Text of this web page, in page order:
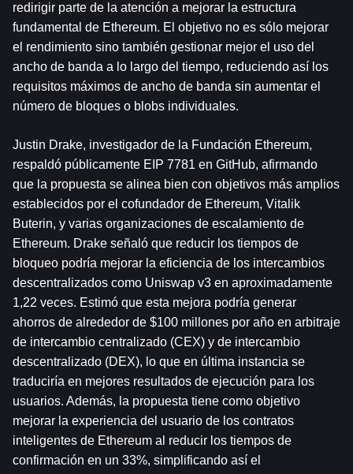
redirigir parte de la atención a mejorar la estructura
fundamental de Ethereum. El objetivo no es sólo mejorar
el rendimiento sino también gestionar mejor el uso del
ancho de banda a lo largo del tiempo, reduciendo así los
requisitos máximos de ancho de banda sin aumentar el
número de bloques o blobs individuales.
Justin Drake, investigador de la Fundación Ethereum,
respaldó públicamente EIP 7781 en GitHub, afirmando
que la propuesta se alinea bien con objetivos más amplios
establecidos por el cofundador de Ethereum, Vitalik
Buterin, y varias organizaciones de escalamiento de
Ethereum. Drake señaló que reducir los tiempos de
bloqueo podría mejorar la eficiencia de los intercambios
descentralizados como Uniswap v3 en aproximadamente
1,22 veces. Estimó que esta mejora podría generar
ahorros de alrededor de $100 millones por año en arbitraje
de intercambio centralizado (CEX) y de intercambio
descentralizado (DEX), lo que en última instancia se
traduciría en mejores resultados de ejecución para los
usuarios. Además, la propuesta tiene como objetivo
mejorar la experiencia del usuario de los contratos
inteligentes de Ethereum al reducir los tiempos de
confirmación en un 33%, simplificando así el